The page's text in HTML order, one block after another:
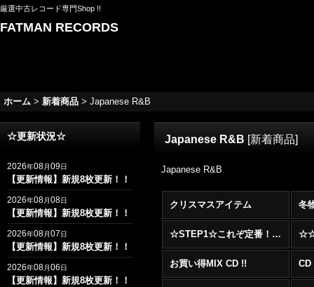
厳選中古レコード専門Shop !!
FATMAN RECORDS
ホーム > 新着商品 > Japanese R&B
☆更新状況☆
2026年08月09日
【更新情報】新規8枚更新！！
2026年08月08日
【更新情報】新規8枚更新！！
2026年08月07日
【更新情報】新規8枚更新！！
2026年08月06日
【更新情報】新規8枚更新！！
Japanese R&B [新着商品]
Japanese R&B
クリスマスアイテム 冬
☆STEP1☆これぞ定番！！まずはここから！2000年代R&BフロアヒットBest 100 !!!
お買い得MIX CD !!